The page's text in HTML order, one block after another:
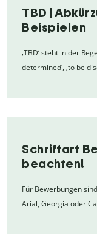
TBD |
Beispielen
‚TBD‘ steht in der
determined‘, ‚to be
Schriftart
beachten!
Für Bewerbungen
Arial, Georgia oder